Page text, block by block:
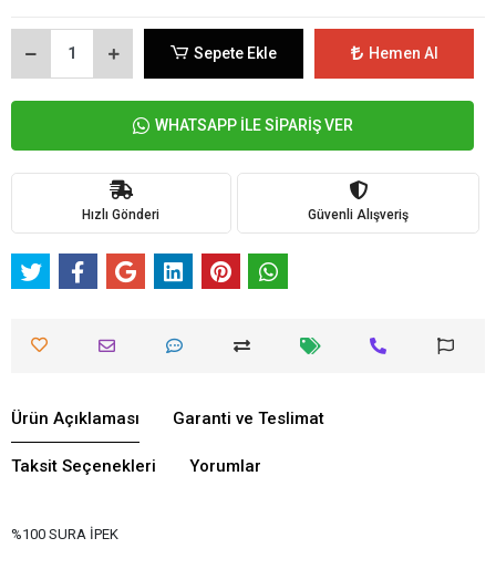
Sepete Ekle Hemen Al
WHATSAPP İLE SİPARİŞ VER
Hızlı Gönderi Güvenli Alışveriş
Ürün Açıklaması Garanti ve Teslimat
Taksit Seçenekleri Yorumlar
%100 SURA İPEK